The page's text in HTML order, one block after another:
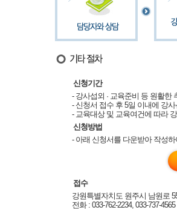
신청기간
- 강사섭외 · 교육준비 등 원활한
- 신청서 접수 후 5일 이내에 강
- 교육대상 및 교육여건에 따라
신청방법
- 아래 신청서를 다운받아 작성
접수
강원특별자치도 원주시 남원로
전화 : 033-762-2234, 033-737-